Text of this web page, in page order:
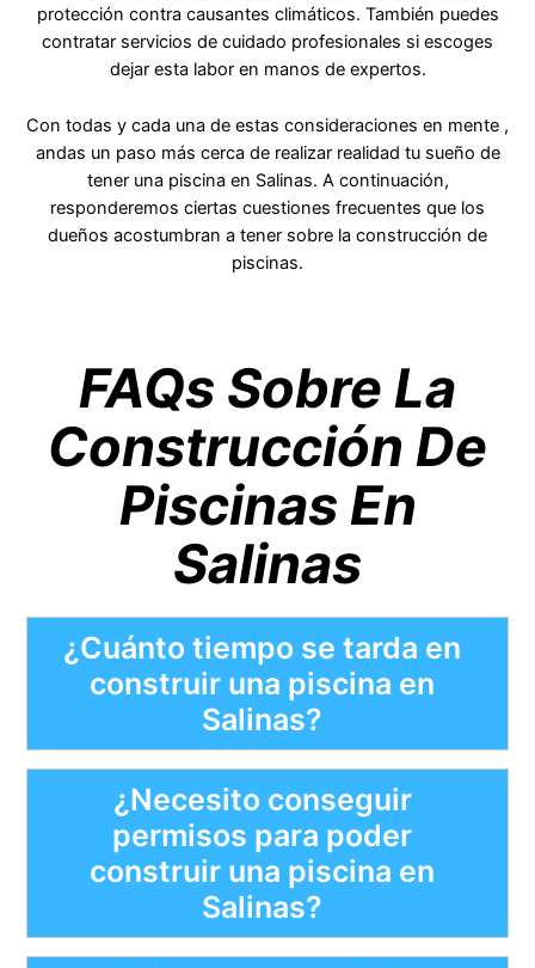
protección contra causantes climáticos. También puedes
contratar servicios de cuidado profesionales si escoges
dejar esta labor en manos de expertos.
Con todas y cada una de estas consideraciones en mente ,
andas un paso más cerca de realizar realidad tu sueño de
tener una piscina en Salinas. A continuación,
responderemos ciertas cuestiones frecuentes que los
dueños acostumbran a tener sobre la construcción de
piscinas.
FAQs Sobre La
Construcción De
Piscinas En
Salinas
¿Cuánto tiempo se tarda en
construir una piscina en
Salinas?
¿Necesito conseguir
permisos para poder
construir una piscina en
Salinas?